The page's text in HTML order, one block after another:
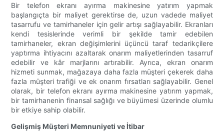
Bir telefon ekranı ayırma makinesine yatırım yapmak
başlangıçta bir maliyet gerektirse de, uzun vadede maliyet
tasarrufu ve tamirhaneler için gelir artışı sağlayabilir. Ekranları
kendi tesislerinde verimli bir şekilde tamir edebilen
tamirhaneler, ekran değişimlerini üçüncü taraf tedarikçilere
yaptırma ihtiyacını azaltarak onarım maliyetlerinden tasarruf
edebilir ve kâr marjlarını artırabilir. Ayrıca, ekran onarım
hizmeti sunmak, mağazaya daha fazla müşteri çekerek daha
fazla müşteri trafiği ve ek onarım fırsatları sağlayabilir. Genel
olarak, bir telefon ekranı ayırma makinesine yatırım yapmak,
bir tamirhanenin finansal sağlığı ve büyümesi üzerinde olumlu
bir etkiye sahip olabilir.
Gelişmiş Müşteri Memnuniyeti ve İtibar